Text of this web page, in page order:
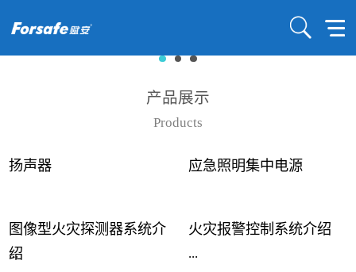
产品展示
Products
扬声器 应急照明集中电源
图像型火灾探测器系统介
绍
...
火灾报警控制系统介绍
...